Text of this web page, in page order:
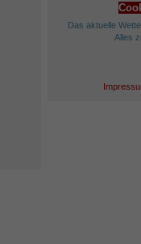
Das aktuelle
Alles